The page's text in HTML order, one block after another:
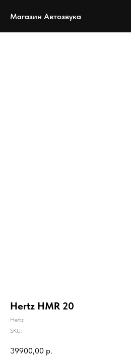
Магазин Автозвука
Hertz HMR 20
Hertz
SKU:
39900,00 р.